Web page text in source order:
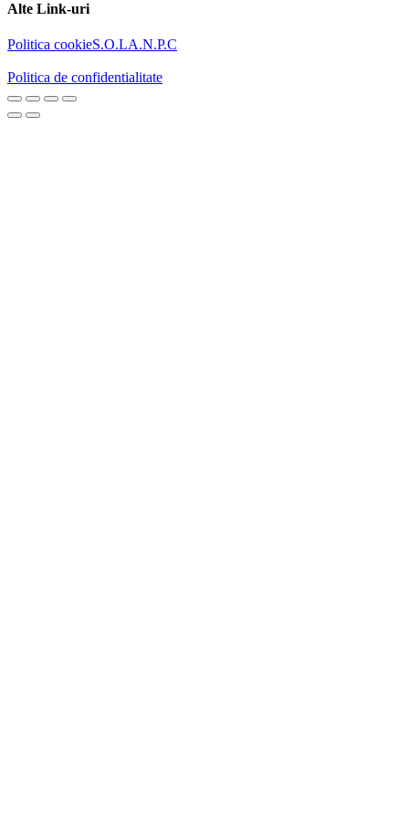
Alte Link-uri
Politica cookieS.O.LA.N.P.C
Politica de confidentialitate